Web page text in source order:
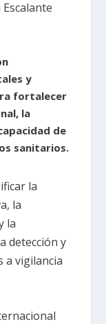
y
fortalecer
la
de
sanitarios.
la
la
la
detección y
a vigilancia